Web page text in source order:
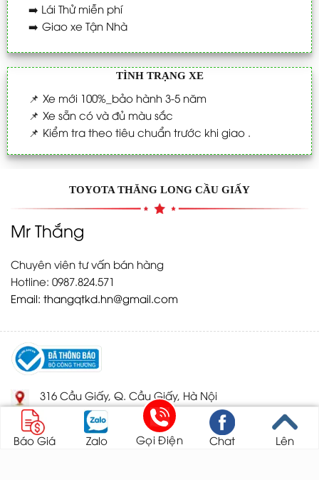
Báo Giá Zalo Gọi Điện Chat Lên
➡️ Lái Thử miễn phí
➡️ Giao xe Tận Nhà
TÌNH TRẠNG XE
📌 Xe mới 100%_bảo hành 3-5 năm
📌 Xe sẵn có và đủ màu sắc
📌 Kiểm tra theo tiêu chuẩn trước khi giao .
TOYOTA THĂNG LONG CẦU GIẤY
Mr Thắng
Chuyên viên tư vấn bán hàng
Hotline: 0987.824.571
Email: thangqtkd.hn@gmail.com
316 Cầu Giấy, Q. Cầu Giấy, Hà Nội
thangqtkd.hn@gmail.com